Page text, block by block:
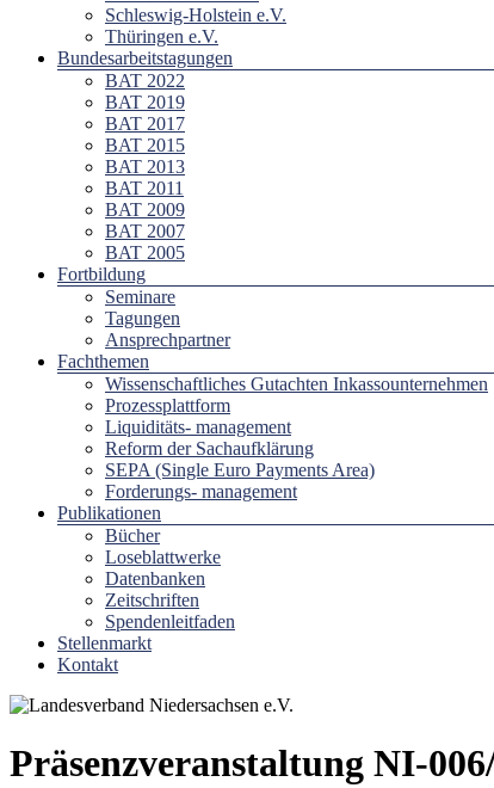
Schleswig-Holstein e.V.
Thüringen e.V.
Bundesarbeitstagungen
BAT 2022
BAT 2019
BAT 2017
BAT 2015
BAT 2013
BAT 2011
BAT 2009
BAT 2007
BAT 2005
Fortbildung
Seminare
Tagungen
Ansprechpartner
Fachthemen
Wissenschaftliches Gutachten Inkassounternehmen
Prozessplattform
Liquiditäts- management
Reform der Sachaufklärung
SEPA (Single Euro Payments Area)
Forderungs- management
Publikationen
Bücher
Loseblattwerke
Datenbanken
Zeitschriften
Spendenleitfaden
Stellenmarkt
Kontakt
Präsenzveranstaltung NI-